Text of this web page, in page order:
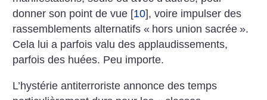
donner son point de vue [10], voire impulser des
rassemblements alternatifs « hors union sacrée ».
Cela lui a parfois valu des applaudissements,
parfois des huées. Peu importe.
L’hystérie antiterroriste annonce des temps